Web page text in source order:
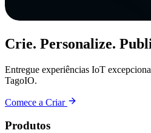
Crie. Personalize.
Entregue experiências IoT
TagoIO.
Comece a Criar
Produtos